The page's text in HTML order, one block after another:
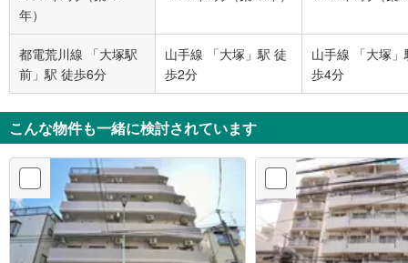
年）
都電荒川線 「大塚駅
前」駅 徒歩6分
山手線 「大塚」駅 徒
歩2分
山手線 「大塚
歩4分
こんな物件も一緒に検討されています